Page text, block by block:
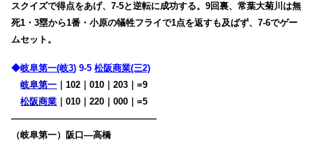
スクイズで得点をあげ、7-5と逆転に成功する。9回裏、常葉大菊川は無
死1・3塁から1番・小原の犠牲フライで1点を返すも及ばず、7-6でゲー
ムセット。
◆岐阜第一(岐3) 9-5松阪商業(三2)
岐阜第一 ｜102｜010｜203｜=9
松阪商業 ｜010｜220｜000｜=5
————————————————
（岐阜第一）阪口―高橋